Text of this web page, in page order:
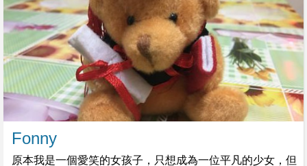
Fonny
原本我是一個愛笑的女孩子，只想成為一位平凡的少女，但